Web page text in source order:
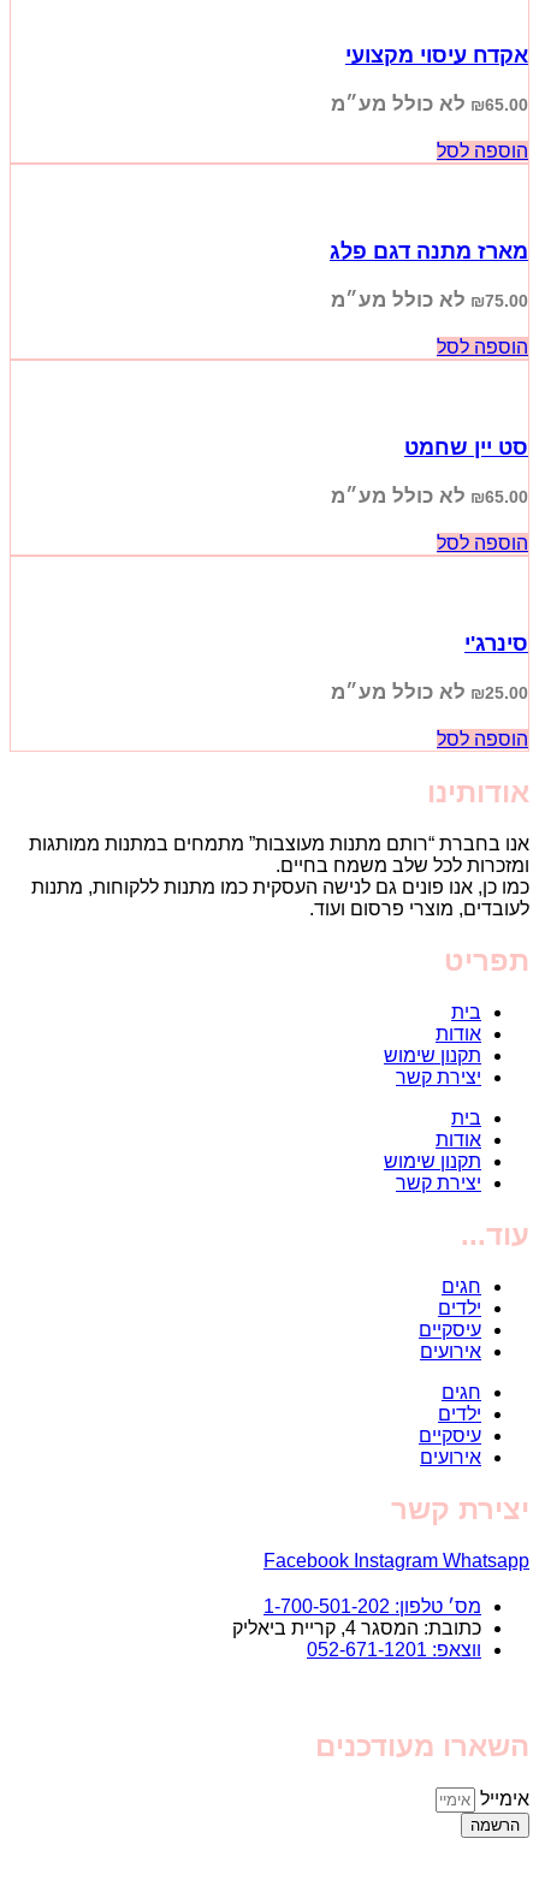
אקדח עיסוי מקצועי
₪65.00 לא כולל מע״מ
הוספה לסל
מארז מתנה דגם פלג
₪75.00 לא כולל מע״מ
הוספה לסל
סט יין שחמט
₪65.00 לא כולל מע״מ
הוספה לסל
סינרג'י
₪25.00 לא כולל מע״מ
הוספה לסל
אודותינו
אנו בחברת “רותם מתנות מעוצבות” מתמחים במתנות ממותגות
ומזכרות לכל שלב משמח בחיים.
כמו כן, אנו פונים גם לנישה העסקית כמו מתנות ללקוחות, מתנות
לעובדים, מוצרי פרסום ועוד.
תפריט
בית
אודות
תקנון שימוש
יצירת קשר
בית
אודות
תקנון שימוש
יצירת קשר
עוד...
חגים
ילדים
עיסקיים
אירועים
חגים
ילדים
עיסקיים
אירועים
יצירת קשר
Facebook Instagram Whatsapp
מס׳ טלפון: 1-700-501-202
כתובת: המסגר 4, קריית ביאליק
ווצאפ: 052-671-1201
השארו מעודכנים
אימייל
הרשמה